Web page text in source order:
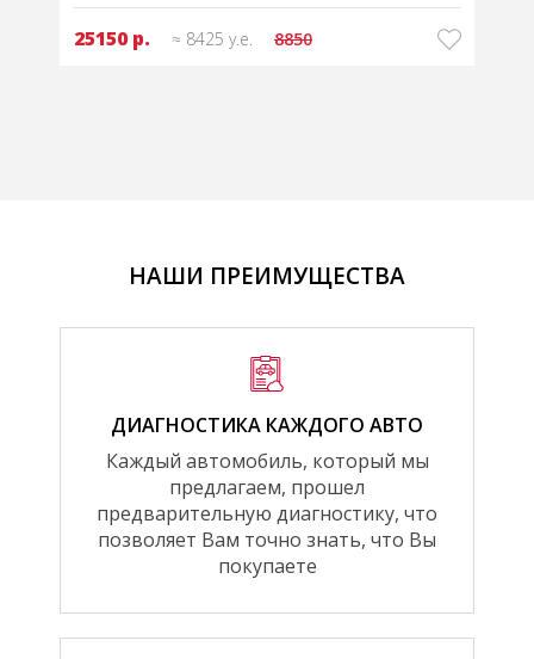
20750 р. ≈ 6950 у.е.
НАШИ ПРЕИМУЩЕСТВА
ДИАГНОСТИКА КАЖДОГО АВТО
Каждый автомобиль, который мы
предлагаем, прошел
предварительную диагностику, что
позволяет Вам точно знать, что Вы
покупаете